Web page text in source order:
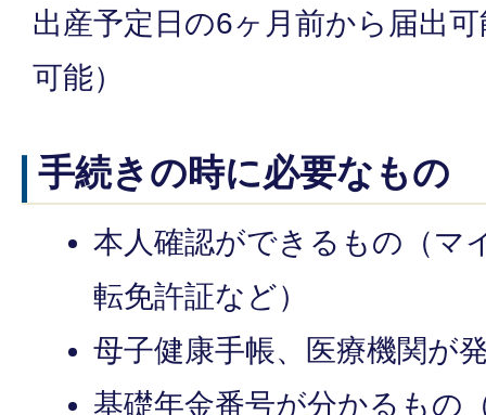
出産予定日の6ヶ月前から届出
可能）
手続きの時に必要なもの
本人確認ができるもの（マ
転免許証など）
母子健康手帳、医療機関が
基礎年金番号が分かるもの